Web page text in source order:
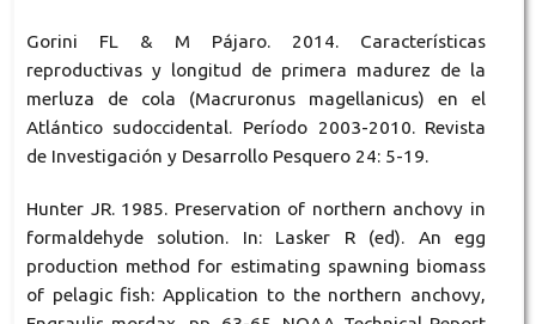
Gorini FL & M Pájaro. 2014. Características
reproductivas y longitud de primera madurez de la
merluza de cola (Macruronus magellanicus) en el
Atlántico sudoccidental. Período 2003-2010. Revista
de Investigación y Desarrollo Pesquero 24: 5-19.
Hunter JR. 1985. Preservation of northern anchovy in
formaldehyde solution. In: Lasker R (ed). An egg
production method for estimating spawning biomass
of pelagic fish: Application to the northern anchovy,